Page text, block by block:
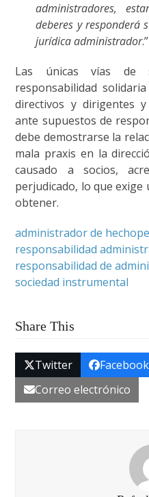
administradores,
deberes y responderá
jurídica administrador.”
Las únicas vías de
responsabilidad
directivos y dirigentes
ante supuestos de
debe demostrarse la
mala praxis en la
causado a socios,
perjudicado, lo que exige
obtener.
administrador de hecho
responsabilidad
responsabilidad de
sociedad instrumental
Share This
Twitter Facebook
Correo electrónico